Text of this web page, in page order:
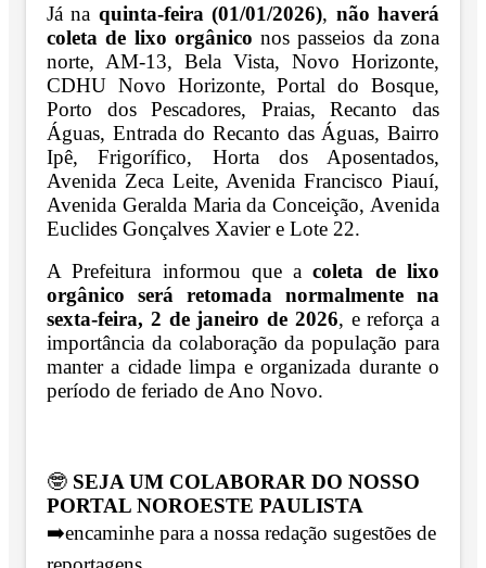
Já na quinta-feira (01/01/2026), não haverá
coleta de lixo orgânico nos passeios da zona
norte, AM-13, Bela Vista, Novo Horizonte,
CDHU Novo Horizonte, Portal do Bosque,
Porto dos Pescadores, Praias, Recanto das
Águas, Entrada do Recanto das Águas, Bairro
Ipê, Frigorífico, Horta dos Aposentados,
Avenida Zeca Leite, Avenida Francisco Piauí,
Avenida Geralda Maria da Conceição, Avenida
Euclides Gonçalves Xavier e Lote 22.
A Prefeitura informou que acoleta de lixo
orgânico será retomada normalmente na
sexta-feira, 2 de janeiro de 2026, e reforça a
importância da colaboração da população para
manter a cidade limpa e organizada durante o
período de feriado de Ano Novo.
🤓 SEJA UM COLABORAR DO NOSSO
PORTAL NOROESTE PAULISTA
➡️encaminhe para a nossa redação sugestões de